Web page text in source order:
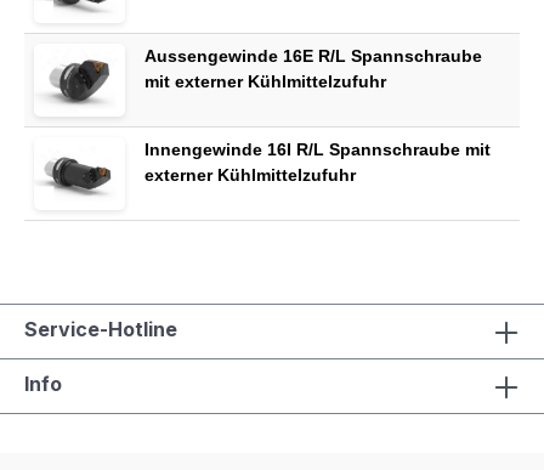
Aussengewinde 16E R/L Spannschraube
mit externer Kühlmittelzufuhr
Innengewinde 16I R/L Spannschraube mit
externer Kühlmittelzufuhr
Service-Hotline
Info